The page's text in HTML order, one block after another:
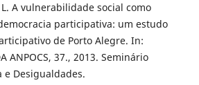
L. A vulnerabilidade social como
participativa: um estudo
de Porto Alegre. In:
ANPOCS, 37., 2013. Seminário
e Desigualdades.